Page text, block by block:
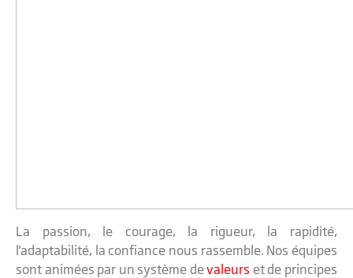
La passion, le courage, la rigueur, la rapidité,
l'adaptabilité, la confiance nous rassemble. Nos équipes
sont animées par un système devaleurs et de principes